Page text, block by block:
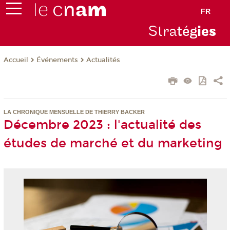
FR
Stratégies
Accueil Événements Actualités
LA CHRONIQUE MENSUELLE DE THIERRY BACKER
Décembre 2023 : l'actualité des
études de marché et du marketing